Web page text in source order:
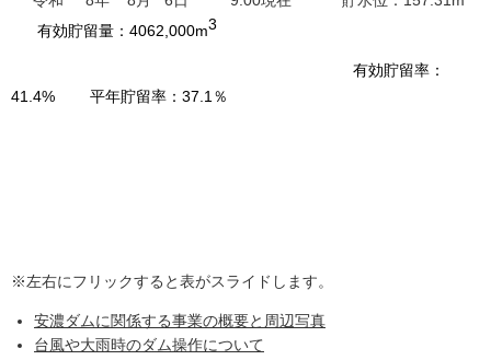
有効貯留量：4062,000m3
有効貯留率：
41.4%
平年貯留率：37.1％
※左右にフリックすると表がスライドします。
安濃ダムに関係する事業の概要と周辺写真
台風や大雨時のダム操作について